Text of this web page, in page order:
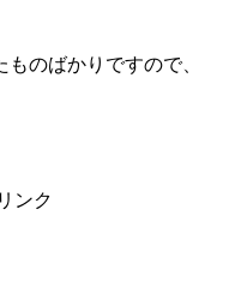
のばかりですので、
ンク